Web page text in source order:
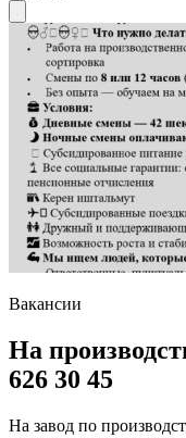
Вакансии
На
626 30 45
На завод по